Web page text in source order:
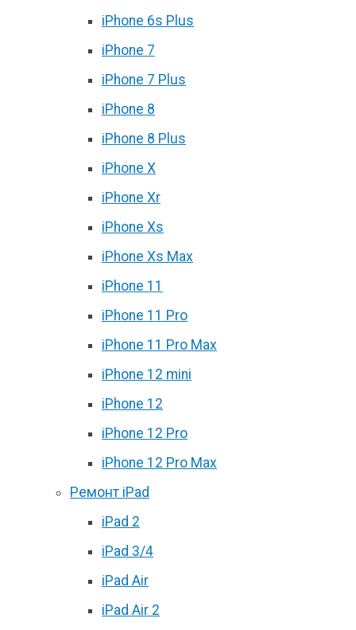
iPhone 6s Plus
iPhone 7
iPhone 7 Plus
iPhone 8
iPhone 8 Plus
iPhone X
iPhone Xr
iPhone Xs
iPhone Xs Max
iPhone 11
iPhone 11 Pro
iPhone 11 Pro Max
iPhone 12 mini
iPhone 12
iPhone 12 Pro
iPhone 12 Pro Max
Ремонт iPad
iPad 2
iPad 3/4
iPad Air
iPad Air 2